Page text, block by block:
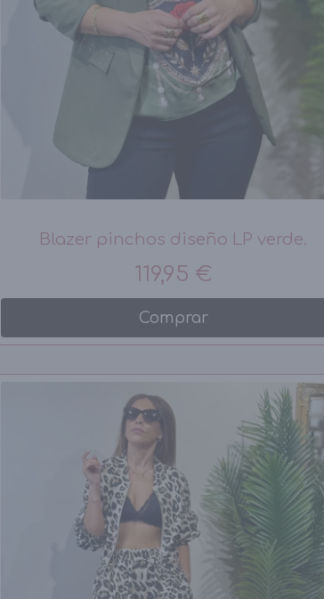
Blazer pinchos diseño LP verde.
119,95 €
Comprar